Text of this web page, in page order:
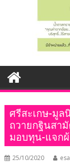
ศรีสะเกษ-มู
ถวายกฐินสา
มอบทุน-แจก
25/10/2020